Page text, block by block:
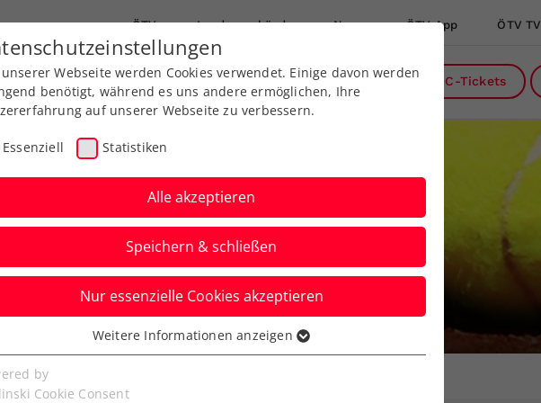
ÖTV Landesverbände News ÖTV App ÖTV TV
Ausbildung Services Über uns DC-Tickets
Aktuelle News
Webseite werden Cookies verwendet. Einige davon werden
benötigt, während es uns andere ermöglichen, Ihre
auf unserer Webseite zu verbessern.
Essenziell Statistiken
Alle akzeptieren
Speichern & schließen
Nur essenzielle Cookies akzeptieren
Cookies werden für grundlegende Funktionen der
benötigt. Dadurch ist gewährleistet, dass die Webseite
Weitere Informationen anzeigen
by
Cookie Consent